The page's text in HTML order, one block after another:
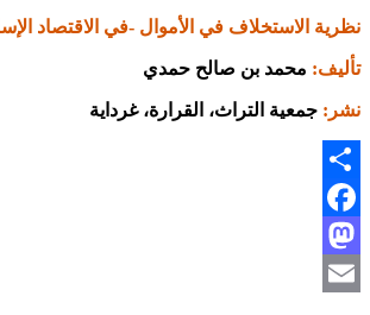
نظرية الاستخلاف في الأموال -في الاقتصاد
تأليف: محمد بن صالح حمدي
نشر: جمعية التراث، القرارة، غرداية
Share
Facebook
Mastodon